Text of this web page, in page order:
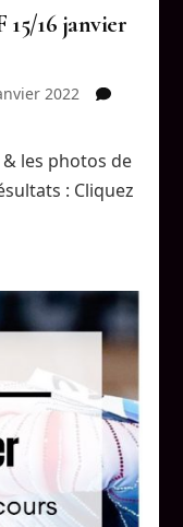
16 janvier
2022
les photos de
: Cliquez